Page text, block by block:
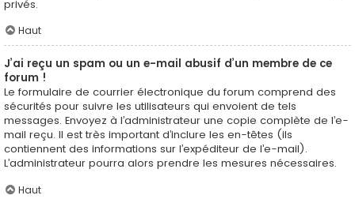
privés.
Haut
J’ai reçu un spam ou un e-mail abusif d’un membre de ce
forum !
Le formulaire de courrier électronique du forum comprend des
sécurités pour suivre les utilisateurs qui envoient de tels
messages. Envoyez à l’administrateur une copie complète de l’e-
mail reçu. Il est très important d’inclure les en-têtes (ils
contiennent des informations sur l’expéditeur de l’e-mail).
L’administrateur pourra alors prendre les mesures nécessaires.
Haut